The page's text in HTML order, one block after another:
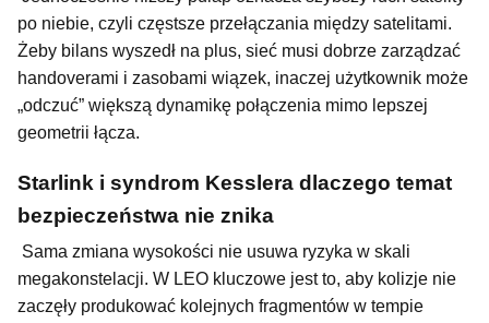
po niebie, czyli częstsze przełączania między satelitami.
Żeby bilans wyszedł na plus, sieć musi dobrze zarządzać
handoverami i zasobami wiązek, inaczej użytkownik może
„odczuć” większą dynamikę połączenia mimo lepszej
geometrii łącza.
Starlink i syndrom Kesslera dlaczego temat
bezpieczeństwa nie znika
Sama zmiana wysokości nie usuwa ryzyka w skali
megakonstelacji. W LEO kluczowe jest to, aby kolizje nie
zaczęły produkować kolejnych fragmentów w tempie